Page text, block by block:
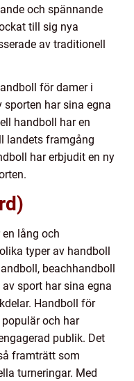
och spännande
till sig nya
av traditionell
för damer i
sporten har sina egna
handboll har en
landets framgång
har erbjudit en ny
lång och
typer av handboll
beachhandboll
sport har sina egna
Handboll för
och har
publik. Det
framträtt som
turneringar. Med